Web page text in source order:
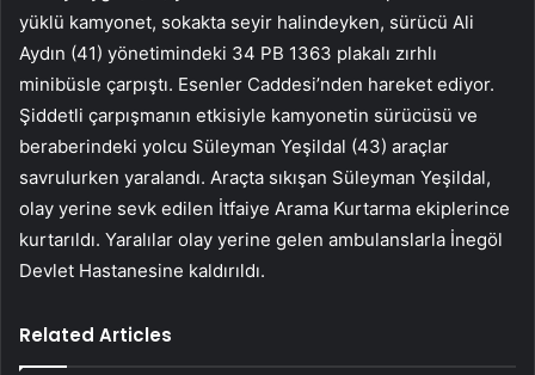
yüklü kamyonet, sokakta seyir halindeyken, sürücü Ali
Aydın (41) yönetimindeki 34 PB 1363 plakalı zırhlı
minibüsle çarpıştı. Esenler Caddesi’nden hareket ediyor.
Şiddetli çarpışmanın etkisiyle kamyonetin sürücüsü ve
beraberindeki yolcu Süleyman Yeşildal (43) araçlar
savrulurken yaralandı. Araçta sıkışan Süleyman Yeşildal,
olay yerine sevk edilen İtfaiye Arama Kurtarma ekiplerince
kurtarıldı. Yaralılar olay yerine gelen ambulanslarla İnegöl
Devlet Hastanesine kaldırıldı.
Related Articles